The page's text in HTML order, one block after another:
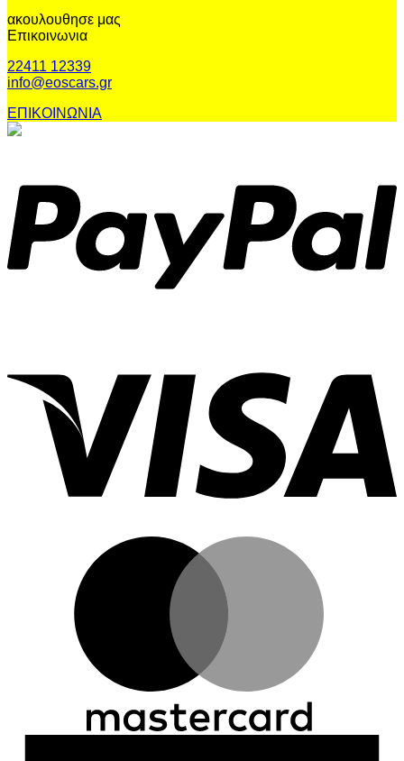
ακουλουθησε μας
Επικοινωνια
22411 12339
info@eoscars.gr
ΕΠΙΚΟΙΝΩΝΙΑ